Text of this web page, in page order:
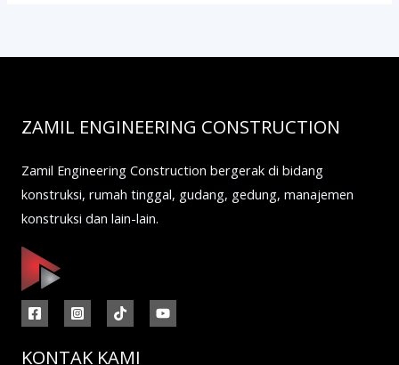
ZAMIL ENGINEERING CONSTRUCTION
Zamil Engineering Construction bergerak di bidang
konstruksi, rumah tinggal, gudang, gedung, manajemen
konstruksi dan lain-lain.
KONTAK KAMI